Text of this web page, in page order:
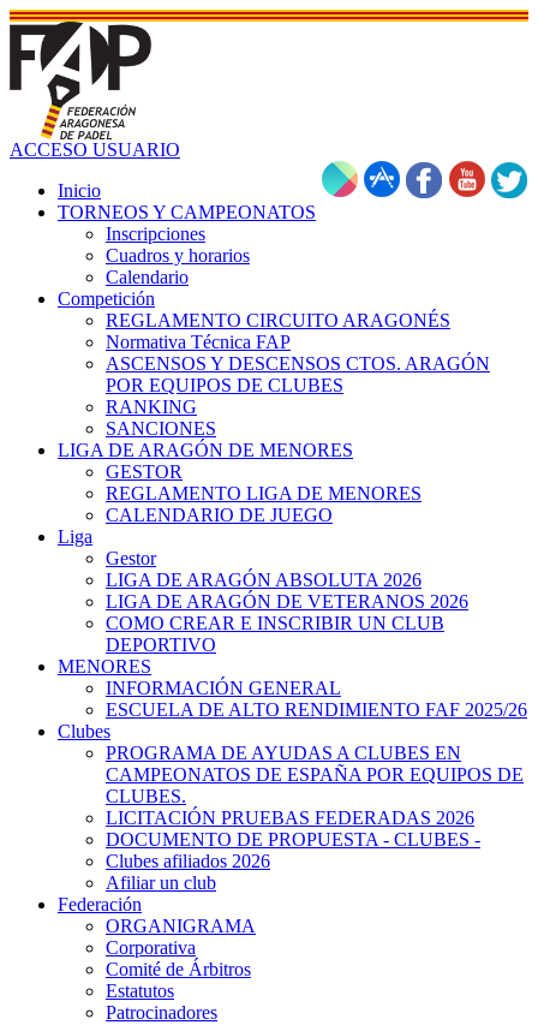
ACCESO USUARIO
Inicio
TORNEOS Y CAMPEONATOS
Inscripciones
Cuadros y horarios
Calendario
Competición
REGLAMENTO CIRCUITO ARAGONÉS
Normativa Técnica FAP
ASCENSOS Y DESCENSOS CTOS. ARAGÓN
POR EQUIPOS DE CLUBES
RANKING
SANCIONES
LIGA DE ARAGÓN DE MENORES
GESTOR
REGLAMENTO LIGA DE MENORES
CALENDARIO DE JUEGO
Liga
Gestor
LIGA DE ARAGÓN ABSOLUTA 2026
LIGA DE ARAGÓN DE VETERANOS 2026
COMO CREAR E INSCRIBIR UN CLUB
DEPORTIVO
MENORES
INFORMACIÓN GENERAL
ESCUELA DE ALTO RENDIMIENTO FAF 2025/26
Clubes
PROGRAMA DE AYUDAS A CLUBES EN
CAMPEONATOS DE ESPAÑA POR EQUIPOS DE
CLUBES.
LICITACIÓN PRUEBAS FEDERADAS 2026
DOCUMENTO DE PROPUESTA - CLUBES -
Clubes afiliados 2026
Afiliar un club
Federación
ORGANIGRAMA
Corporativa
Comité de Árbitros
Estatutos
Patrocinadores